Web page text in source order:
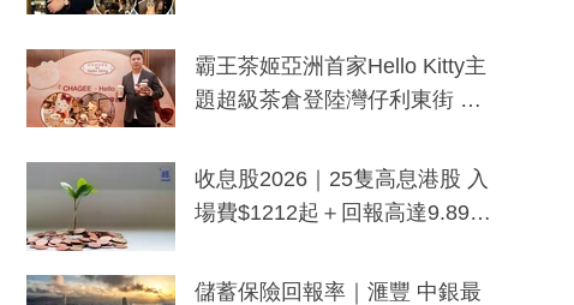
分鐘生成「貼地」宣傳短片
霸王茶姬亞洲首家Hello Kitty主
題超級茶倉登陸灣仔利東街 推
y及香港限定特調系列
收息股2026｜25隻高息港股 入
場費$1212起＋回報高達9.89
儲蓄保險回報率｜滙豐 中銀最